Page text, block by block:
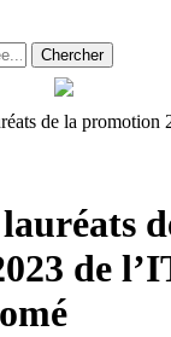
Chercher
de la promotion
de